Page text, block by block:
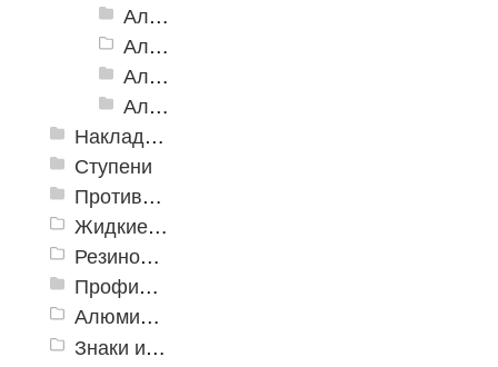
Алюминиевый угол-порог с двойной резиновой вставкой АУ-68
Алюминиевый угол-порог АУ-72
Алюминиевый угол-порог с тройной резиновой вставкой АУ-98
Алюминиевый угол-порог с пятью резиновыми вставками АУ-160
Накладки противоскользящие резиновые
Ступени
Противоскользящие ленты
Жидкие противоскользящие средства
Резиновый профиль с алюминиевой вставкой «NoSlip»
Профили закладные
Алюминиевый профиль для ленты
Знаки из полистирола для разметки пола